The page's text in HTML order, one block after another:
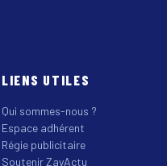
LIENS UTILES
Qui sommes-nous ?
Espace adhérent
Régie publicitaire
Soutenir ZayActu